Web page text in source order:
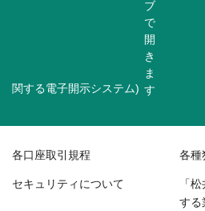
関する電子開示システム)
各口座取引規程 各種
セキュリティについて 「
する